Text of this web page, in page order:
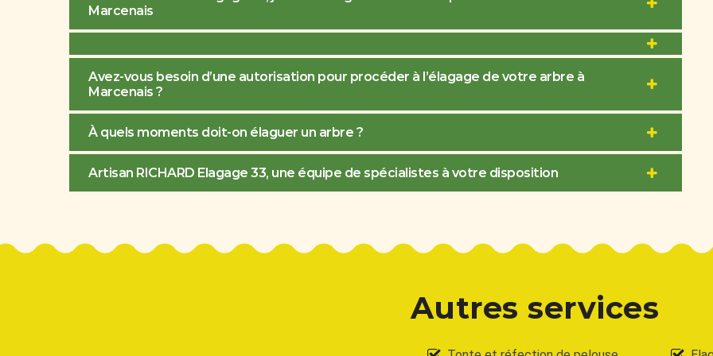
Marcenais
Avez-vous besoin d’une autorisation pour procéder à l’élagage de votre arbre à
Marcenais ?
À quels moments doit-on élaguer un arbre ?
Artisan RICHARD Elagage 33, une équipe de spécialistes à votre disposition
Autres services